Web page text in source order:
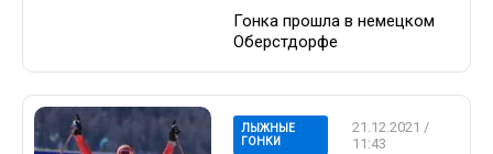
Гонка прошла в немецком
Оберстдорфе
ЛЫЖНЫЕ
ГОНКИ
21.12.2021 /
11:43